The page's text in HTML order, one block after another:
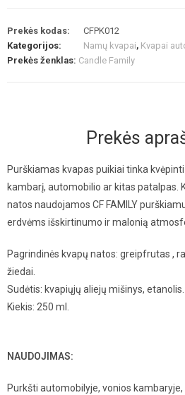
Prekės kodas:
CFPK012
Kategorijos:
Namų kvapai, Kvapai
Prekės ženklas: Candle Family
Prekės
Purškiamas kvapas puikiai tinka
kambarį, automobilio ar kitas patalpas.
natos naudojamos CF FAMILY
erdvėms išskirtinumo ir malonią
Pagrindinės kvapų natos: greipfrutas ,
žiedai.
Sudėtis: kvapiųjų aliejų mišinys, etanolis.
Kiekis: 250 ml.
NAUDOJIMAS:
Purkšti automobilyje, vonios kambaryje,